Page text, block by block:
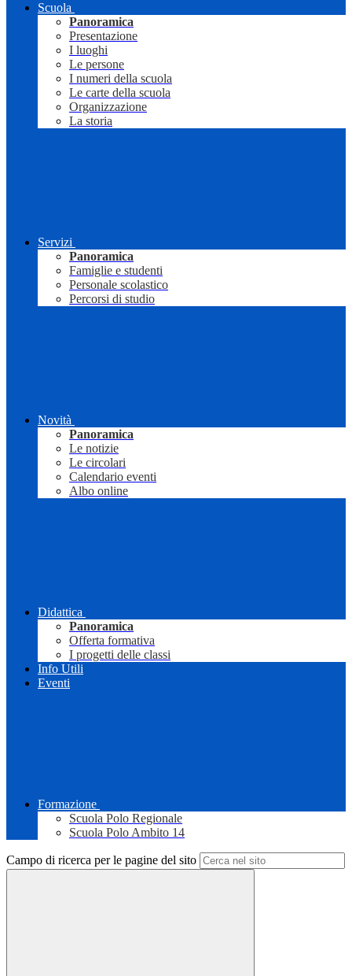
Scuola
Panoramica
Presentazione
I luoghi
Le persone
I numeri della scuola
Le carte della scuola
Organizzazione
La storia
Servizi
Panoramica
Famiglie e studenti
Personale scolastico
Percorsi di studio
Novità
Panoramica
Le notizie
Le circolari
Calendario eventi
Albo online
Didattica
Panoramica
Offerta formativa
I progetti delle classi
Info Utili
Eventi
Formazione
Scuola Polo Regionale
Scuola Polo Ambito 14
Campo di ricerca per le pagine del sito